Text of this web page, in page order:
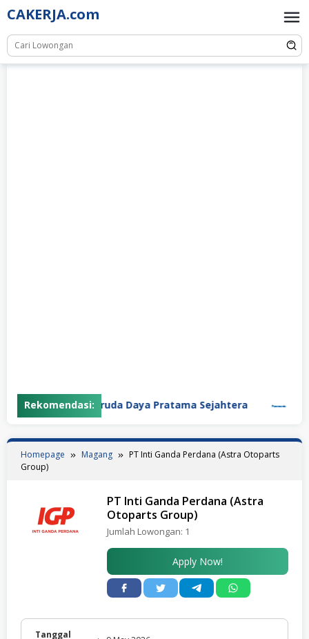
Skip
to
content
CAKERJA.com
Rekomendasi:
PT Garuda Daya Pratama Sejahtera PT
Homepage Magang
PT Inti Ganda Perdana (Astra Otoparts
Group)
PT Inti Ganda Perdana (Astra
Otoparts Group)
Jumlah Lowongan: 1
Apply Now!
Tanggal